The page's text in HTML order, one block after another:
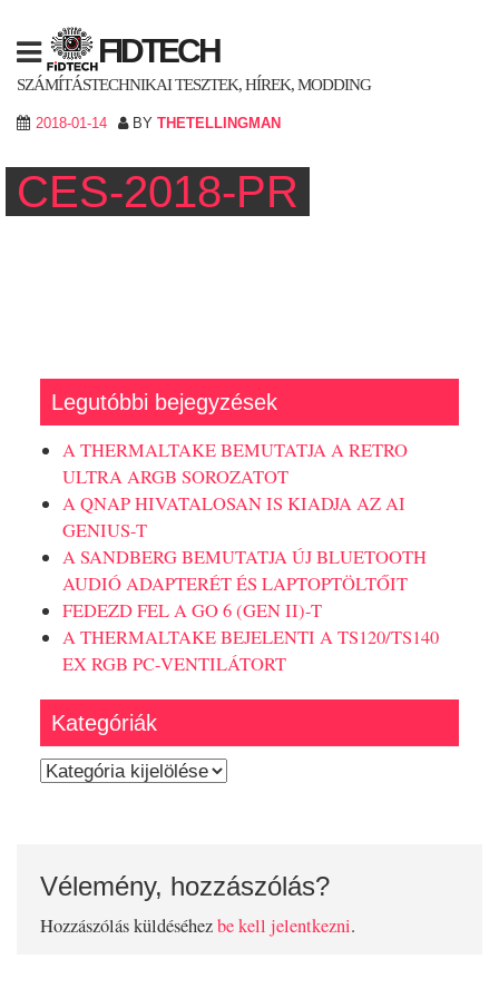
content
FIDTECH
SZÁMÍTÁSTECHNIKAI TESZTEK, HÍREK, MODDING
2018-01-14 BY THETELLINGMAN
CES-2018-PR
Legutóbbi bejegyzések
A THERMALTAKE BEMUTATJA A RETRO
ULTRA ARGB SOROZATOT
A QNAP HIVATALOSAN IS KIADJA AZ AI
GENIUS-T
A SANDBERG BEMUTATJA ÚJ BLUETOOTH
AUDIÓ ADAPTERÉT ÉS LAPTOPTÖLTŐIT
FEDEZD FEL A GO 6 (GEN II)-T
A THERMALTAKE BEJELENTI A TS120/TS140
EX RGB PC-VENTILÁTORT
Kategóriák
Kategóriák
Vélemény, hozzászólás?
Hozzászólás küldéséhezbe kell jelentkezni.